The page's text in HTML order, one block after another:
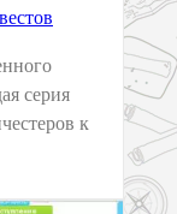
серия
к